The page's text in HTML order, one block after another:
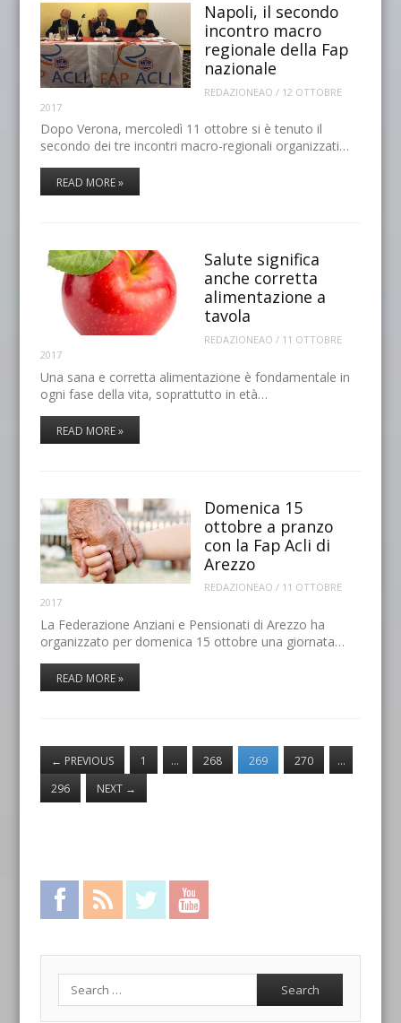
Napoli, il secondo
incontro macro
regionale della Fap
nazionale
REDAZIONEAO / 12 OTTOBRE
2017
Dopo Verona, mercoledì 11 ottobre si è tenuto il
secondo dei tre incontri macro-regionali organizzati…
READ MORE »
Salute significa
anche corretta
alimentazione a
tavola
REDAZIONEAO / 11 OTTOBRE
2017
Una sana e corretta alimentazione è fondamentale in
ogni fase della vita, soprattutto in età…
READ MORE »
Domenica 15
ottobre a pranzo
con la Fap Acli di
Arezzo
REDAZIONEAO / 11 OTTOBRE
2017
La Federazione Anziani e Pensionati di Arezzo ha
organizzato per domenica 15 ottobre una giornata…
READ MORE »
← PREVIOUS 1 … 268 269 270
…
296
NEXT →
Facebook RSS Feed Twitter